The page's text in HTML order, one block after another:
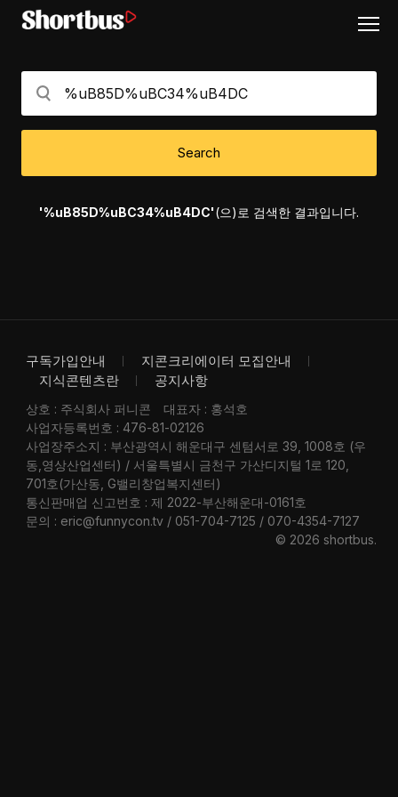
Search
'%uB85D%uBC34%uB4DC'(으)로 검색한 결과입니다.
구독가입안내
지콘크리에이터 모집안내
지식콘텐츠란
공지사항
상호 : 주식회사 퍼니콘
대표자 : 홍석호
사업자등록번호 : 476-81-02126
사업장주소지 : 부산광역시 해운대구 센텀서로 39, 1008호 (우
동,영상산업센터) / 서울특별시 금천구 가산디지털 1로 120,
701호(가산동, G밸리창업복지센터)
통신판매업 신고번호 : 제 2022-부산해운대-0161호
문의 : eric@funnycon.tv / 051-704-7125 / 070-4354-7127
© 2026 shortbus.